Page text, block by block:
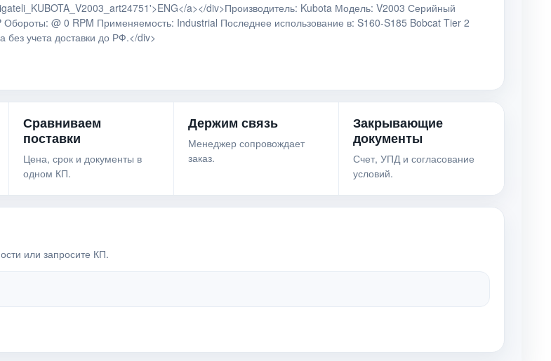
a></div>Производитель: Kubota Модель: V2003 Серийный
@ 0 RPM Применяемость: Industrial Последнее использование в: S160-S185 Bobcat Tier 2
учета доставки до РФ.</div>
Сравниваем
поставки
Цена, срок и документы в
одном КП.
Держим связь
Менеджер сопровождает
заказ.
Закрывающие
документы
Счет, УПД и согласование
условий.
или запросите КП.